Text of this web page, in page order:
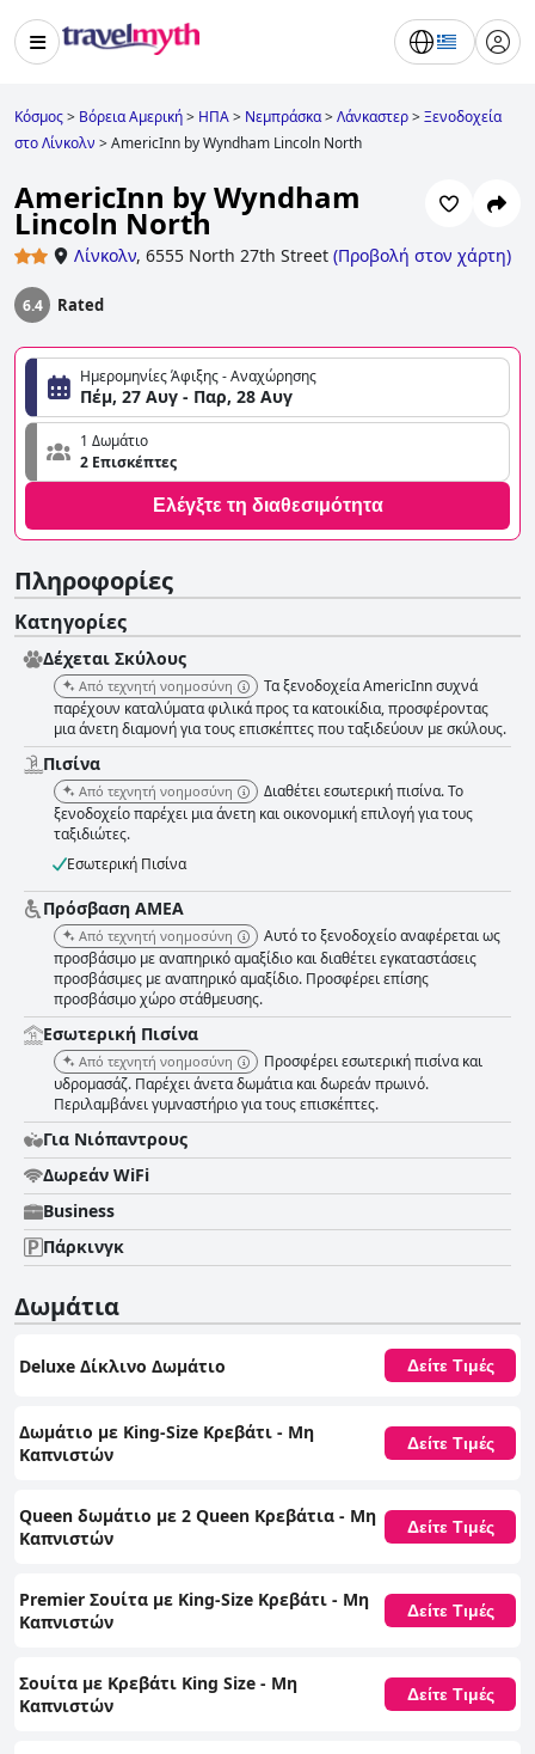
Κόσμος> Βόρεια Αμερική> ΗΠΑ> Νεμπράσκα>Λάνκαστερ>Ξενοδοχεία
στο Λίνκολν >AmericInn by Wyndham Lincoln North
AmericInn by Wyndham
Lincoln North
Λίνκολν, 6555 North 27th Street (Προβολή στον χάρτη)
6.4 Rated
Ημερομηνίες Άφιξης - Αναχώρησης
Πέμ, 27 Αυγ - Παρ, 28 Αυγ
1 Δωμάτιο
2 Επισκέπτες
Ελέγξτε τη διαθεσιμότητα
Πληροφορίες
Κατηγορίες
Δέχεται Σκύλους
Από τεχνητή νοημοσύνη
Τα ξενοδοχεία AmericInn συχνά
παρέχουν καταλύματα φιλικά προς τα κατοικίδια, προσφέροντας
μια άνετη διαμονή για τους επισκέπτες που ταξιδεύουν με σκύλους.
Πισίνα
Από τεχνητή νοημοσύνη
Διαθέτει εσωτερική πισίνα. Το
ξενοδοχείο παρέχει μια άνετη και οικονομική επιλογή για τους
ταξιδιώτες.
Εσωτερική Πισίνα
Πρόσβαση ΑΜΕΑ
Από τεχνητή νοημοσύνη
Αυτό το ξενοδοχείο αναφέρεται ως
προσβάσιμο με αναπηρικό αμαξίδιο και διαθέτει εγκαταστάσεις
προσβάσιμες με αναπηρικό αμαξίδιο. Προσφέρει επίσης
προσβάσιμο χώρο στάθμευσης.
Εσωτερική Πισίνα
Από τεχνητή νοημοσύνη
Προσφέρει εσωτερική πισίνα και
υδρομασάζ. Παρέχει άνετα δωμάτια και δωρεάν πρωινό.
Περιλαμβάνει γυμναστήριο για τους επισκέπτες.
Για Νιόπαντρους
Δωρεάν WiFi
Business
Πάρκινγκ
Δωμάτια
Deluxe Δίκλινο Δωμάτιο Δείτε Τιμές
Δωμάτιο με King-Size Κρεβάτι - Μη
Καπνιστών
Δείτε Τιμές
Queen δωμάτιο με 2 Queen Κρεβάτια - Μη
Καπνιστών
Δείτε Τιμές
Premier Σουίτα με King-Size Κρεβάτι - Μη
Καπνιστών
Δείτε Τιμές
Σουίτα με Κρεβάτι King Size - Μη
Καπνιστών
Δείτε Τιμές